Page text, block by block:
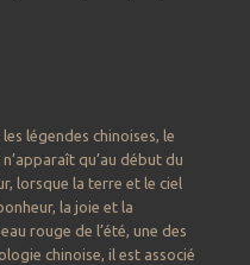
légendes chinoises, le
qu’au début du
lorsque la terre et le ciel
la joie et la
rouge de l’été, une des
chinoise, il est associé